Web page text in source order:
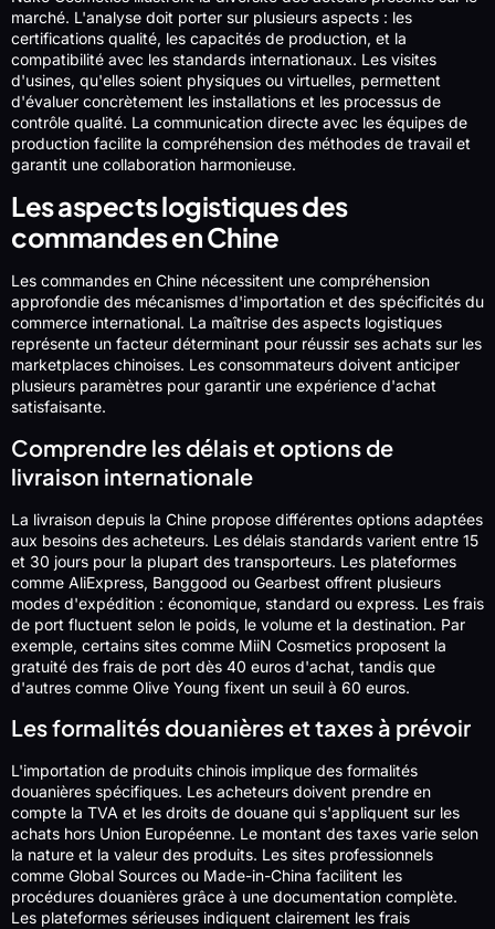
marché. L'analyse doit porter sur plusieurs aspects : les
certifications qualité, les capacités de production, et la
compatibilité avec les standards internationaux. Les visites
d'usines, qu'elles soient physiques ou virtuelles, permettent
d'évaluer concrètement les installations et les processus de
contrôle qualité. La communication directe avec les équipes de
production facilite la compréhension des méthodes de travail et
garantit une collaboration harmonieuse.
Les aspects logistiques des
commandes en Chine
Les commandes en Chine nécessitent une compréhension
approfondie des mécanismes d'importation et des spécificités du
commerce international. La maîtrise des aspects logistiques
représente un facteur déterminant pour réussir ses achats sur les
marketplaces chinoises. Les consommateurs doivent anticiper
plusieurs paramètres pour garantir une expérience d'achat
satisfaisante.
Comprendre les délais et options de
livraison internationale
La livraison depuis la Chine propose différentes options adaptées
aux besoins des acheteurs. Les délais standards varient entre 15
et 30 jours pour la plupart des transporteurs. Les plateformes
comme AliExpress, Banggood ou Gearbest offrent plusieurs
modes d'expédition : économique, standard ou express. Les frais
de port fluctuent selon le poids, le volume et la destination. Par
exemple, certains sites comme MiiN Cosmetics proposent la
gratuité des frais de port dès 40 euros d'achat, tandis que
d'autres comme Olive Young fixent un seuil à 60 euros.
Les formalités douanières et taxes à prévoir
L'importation de produits chinois implique des formalités
douanières spécifiques. Les acheteurs doivent prendre en
compte la TVA et les droits de douane qui s'appliquent sur les
achats hors Union Européenne. Le montant des taxes varie selon
la nature et la valeur des produits. Les sites professionnels
comme Global Sources ou Made-in-China facilitent les
procédures douanières grâce à une documentation complète.
Les plateformes sérieuses indiquent clairement les frais